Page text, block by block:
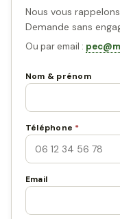
Nous vous
Demande sans
Ou par email :
Nom & prénom
Téléphone *
Email